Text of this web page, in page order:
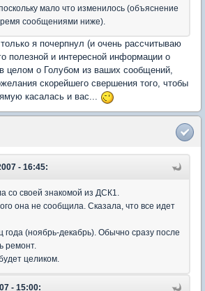
мало что изменилось (объяснение
сообщениями ниже).
я почерпнул (и очень рассчитываю
полезной и интересной информации о
целом о Голубом из ваших сообщений,
скорейшего свершения того, чтобы
касалась и вас...
- 16:45:
со своей знакомой из ДСК1.
она не сообщила. Сказала, что все идет
года (ноябрь-декабрь). Обычно сразу после
ремонт.
целиком.
- 15:00: